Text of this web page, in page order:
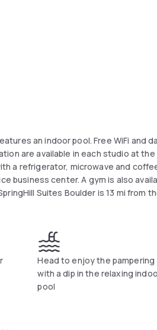
an indoor pool. Free WiFi and
are available in each studio at the
a refrigerator, microwave and
business center. A gym is also
Suites Boulder is 13 mi from
Head to enjoy the pampering
with a dip in the relaxing
pool